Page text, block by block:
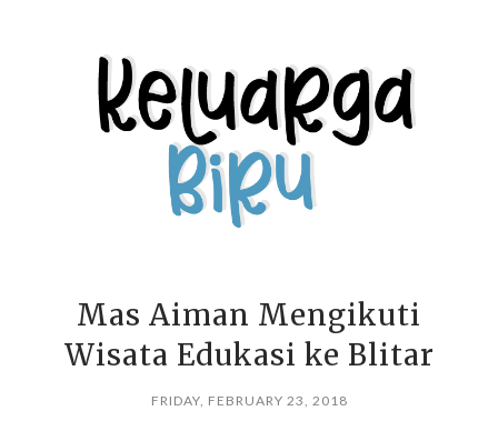
Mas Aiman Mengikuti
Wisata Edukasi ke Blitar
FRIDAY, FEBRUARY 23, 2018